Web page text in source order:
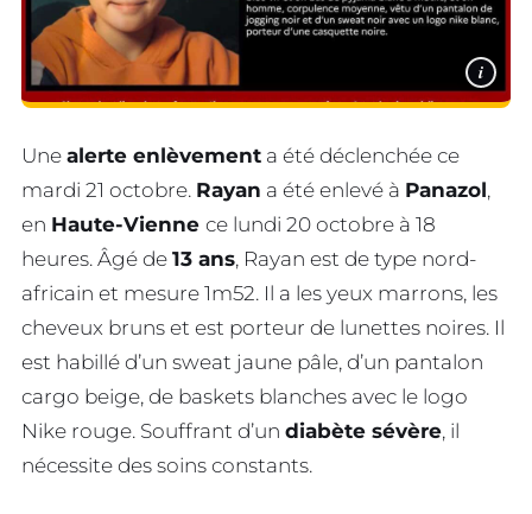
i
Une alerte enlèvement a été déclenchée ce
mardi 21 octobre. Rayan a été enlevé à Panazol,
en Haute-Vienne ce lundi 20 octobre à 18
heures. Âgé de 13 ans, Rayan est de type nord-
africain et mesure 1m52. Il a les yeux marrons, les
cheveux bruns et est porteur de lunettes noires. Il
est habillé d’un sweat jaune pâle, d’un pantalon
cargo beige, de baskets blanches avec le logo
Nike rouge. Souffrant d’un diabète sévère, il
nécessite des soins constants.